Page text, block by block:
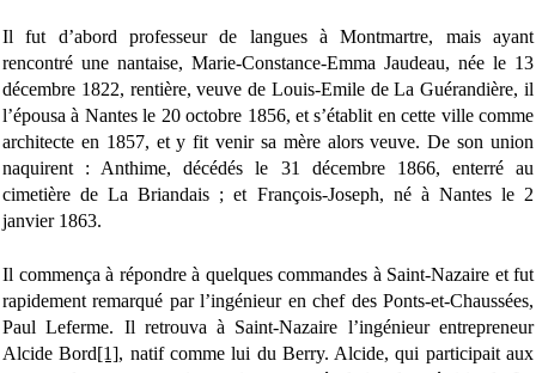
Il fut d’abord professeur de langues à Montmartre, mais ayant
rencontré une nantaise, Marie-Constance-Emma Jaudeau, née le 13
décembre 1822, rentière, veuve de Louis-Emile de La Guérandière, il
l’épousa à Nantes le 20 octobre 1856, et s’établit en cette ville comme
architecte en 1857, et y fit venir sa mère alors veuve. De son union
naquirent : Anthime, décédés le 31 décembre 1866, enterré au
cimetière de La Briandais ; et François-Joseph, né à Nantes le 2
janvier 1863.
Il commença à répondre à quelques commandes à Saint-Nazaire et fut
rapidement remarqué par l’ingénieur en chef des Ponts-et-Chaussées,
Paul Leferme. Il retrouva à Saint-Nazaire l’ingénieur entrepreneur
Alcide Bord[1], natif comme lui du Berry. Alcide, qui participait aux